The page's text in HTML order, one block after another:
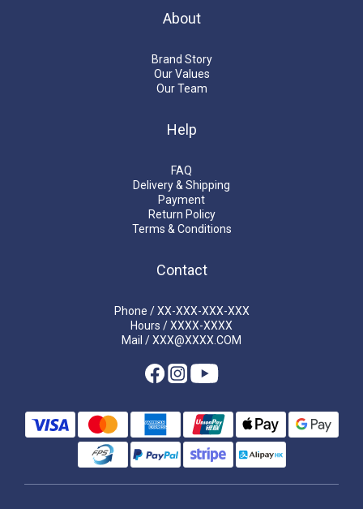
About
Brand Story
Our Values
Our Team
Help
FAQ
Delivery & Shipping
Payment
Return Policy
Terms & Conditions
Contact
Phone / XX-XXX-XXX-XXX
Hours / XXXX-XXXX
Mail / XXX@XXXX.COM